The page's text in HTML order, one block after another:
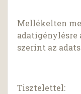
Mellékelten
szerint az
Tisztelettel: